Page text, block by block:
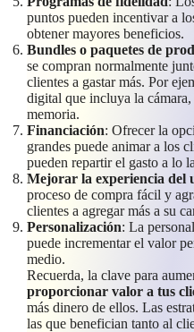
puntos pueden incentivar a
obtener mayores beneficios.
Bundles o paquetes de
se compran normalmente
clientes a gastar más. Por
digital que incluya la
memoria.
Financiación: Ofrecer la
grandes puede animar a los
pueden repartir el gasto a lo
Mejorar la experiencia del
proceso de compra fácil y
clientes a agregar más a su
Personalización: La
puede incrementar el valor
medio.
Recuerda, la clave para
proporcionar valor a tus
más dinero de ellos. Las
las que benefician tanto al